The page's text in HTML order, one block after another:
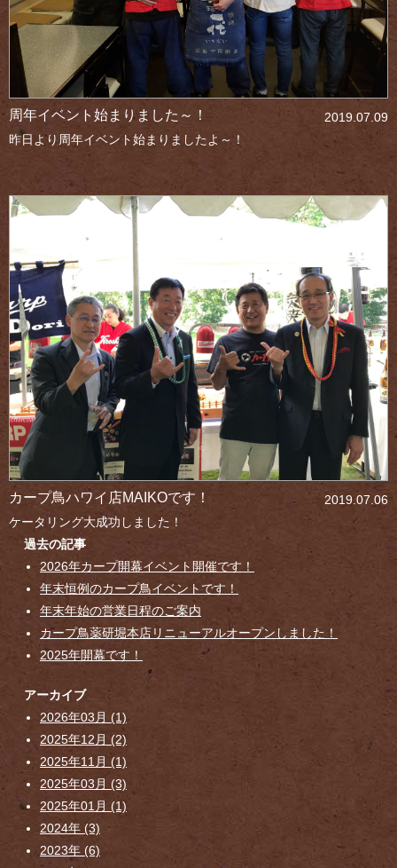
2019.07.09
周年イベント始まりました～！
昨日より周年イベント始まりましたよ～！
2019.07.06
カープ鳥ハワイ店MAIKOです！
ケータリング大成功しました！
過去の記事
2026年カープ開幕イベント開催です！
年末恒例のカープ鳥イベントです！
年末年始の営業日程のご案内
カープ鳥薬研堀本店リニューアルオープンしました！
2025年開幕です！
アーカイブ
2026年03月 (1)
2025年12月 (2)
2025年11月 (1)
2025年03月 (3)
2025年01月 (1)
2024年 (3)
2023年 (6)